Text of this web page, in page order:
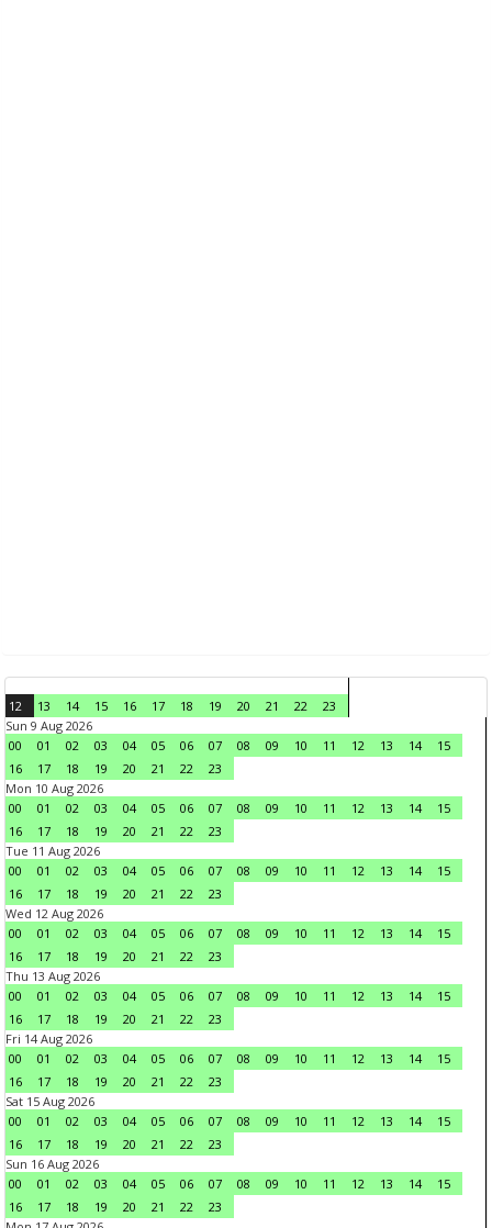
12 13 14 15 16 17 18 19 20 21 22
23
Sun 9 Aug 2026
00
01 02 03 04 05 06 07 08 09 10 11 12 13 14
15
16
17 18 19 20 21 22
23
Mon 10 Aug 2026
00
01 02 03 04 05 06 07 08 09 10 11 12 13 14
15
16
17 18 19 20 21 22
23
Tue 11 Aug 2026
00
01 02 03 04 05 06 07 08 09 10 11 12 13 14
15
16
17 18 19 20 21 22
23
Wed 12 Aug 2026
00
01 02 03 04 05 06 07 08 09 10 11 12 13 14
15
16
17 18 19 20 21 22
23
Thu 13 Aug 2026
00
01 02 03 04 05 06 07 08 09 10 11 12 13 14
15
16
17 18 19 20 21 22
23
Fri 14 Aug 2026
00
01 02 03 04 05 06 07 08 09 10 11 12 13 14
15
16
17 18 19 20 21 22
23
Sat 15 Aug 2026
00
01 02 03 04 05 06 07 08 09 10 11 12 13 14
15
16
17 18 19 20 21 22
23
Sun 16 Aug 2026
00
01 02 03 04 05 06 07 08 09 10 11 12 13 14
15
16
17 18 19 20 21 22
23